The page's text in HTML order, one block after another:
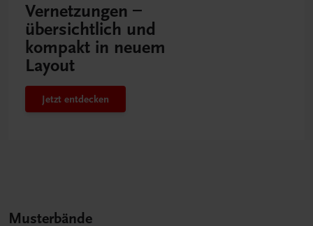
Vernetzungen –
übersichtlich und
kompakt in neuem
Layout
Jetzt entdecken
Musterbände